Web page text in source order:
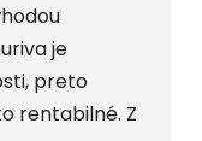
je
preto
rentabilné. Z